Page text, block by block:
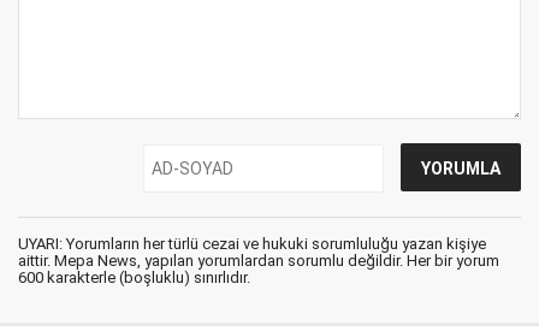
UYARI: Yorumların her türlü cezai ve hukuki sorumluluğu yazan kişiye
aittir. Mepa News, yapılan yorumlardan sorumlu değildir. Her bir yorum
600 karakterle (boşluklu) sınırlıdır.